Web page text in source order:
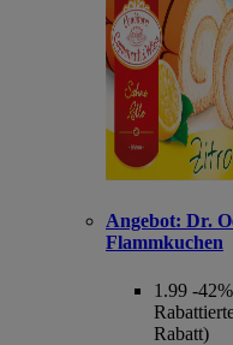
Angebot: Dr.
Flammkuchen
1.99 -42%
Rabatt)